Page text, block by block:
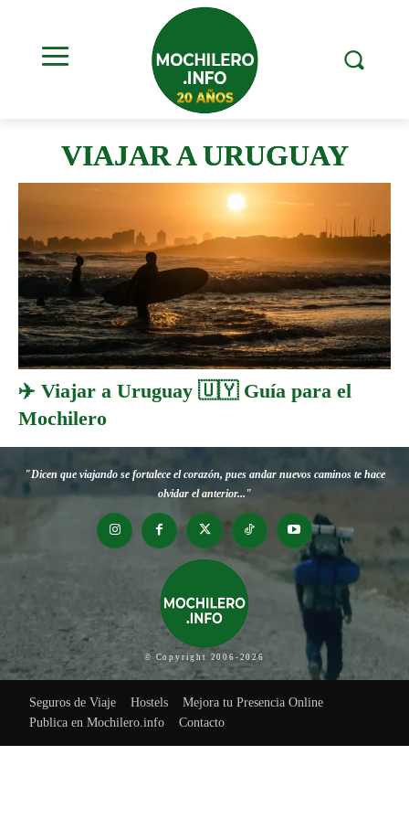
VIAJAR A URUGUAY
✈️ Viajar a Uruguay 🇺🇾 Guía para el
Mochilero
"Dicen que viajando se fortalece el corazón, pues andar nuevos caminos te hace
olvidar el anterior..."
© Copyright 2006-2026
Seguros de Viaje Hostels
Mejora tu Presencia Online
Publica en Mochilero.info
Contacto